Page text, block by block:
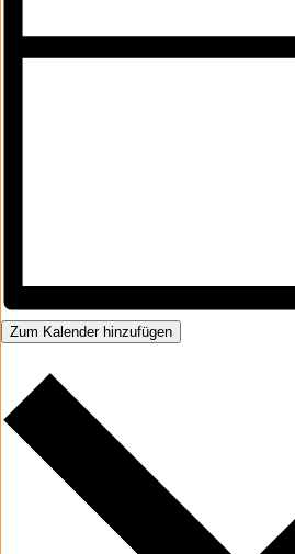
Zum Kalender hinzufügen